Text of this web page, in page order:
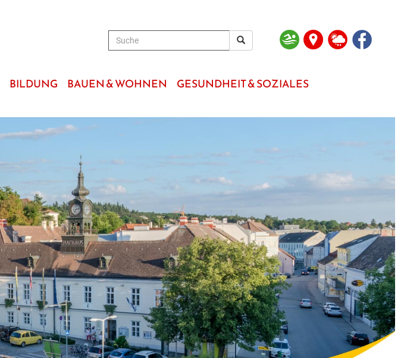
BILDUNG BAUEN & WOHNEN
GESUNDHEIT & SOZIALES